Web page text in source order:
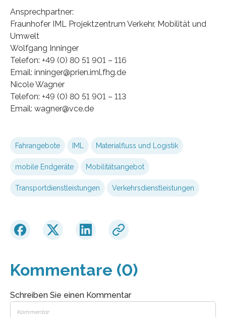
Ansprechpartner:
Fraunhofer IML Projektzentrum Verkehr, Mobilität und
Umwelt
Wolfgang Inninger
Telefon: +49 (0) 80 51 901 – 116
Email: inninger@prien.iml.fhg.de
Nicole Wagner
Telefon: +49 (0) 80 51 901 – 113
Email: wagner@vce.de
Fahrangebote IML Materialfluss und Logistik
mobile Endgeräte Mobilitätsangebot
Transportdienstleistungen Verkehrsdienstleistungen
Kommentare (0)
Schreiben Sie einen Kommentar